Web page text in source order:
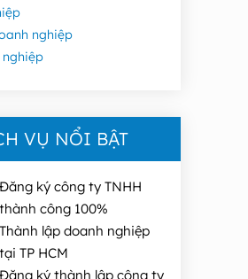
nghiệp
nghiệp
VỤ NỔI BẬT
Đăng ký công ty TNHH
công 100%
lập doanh nghiệp
TP HCM
ký thành lập công ty